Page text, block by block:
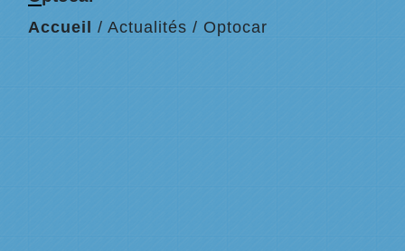
Accueil / Actualités / Optocar